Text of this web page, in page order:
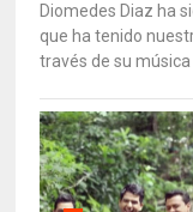
Diomedes Diaz ha
que ha tenido
través de su música